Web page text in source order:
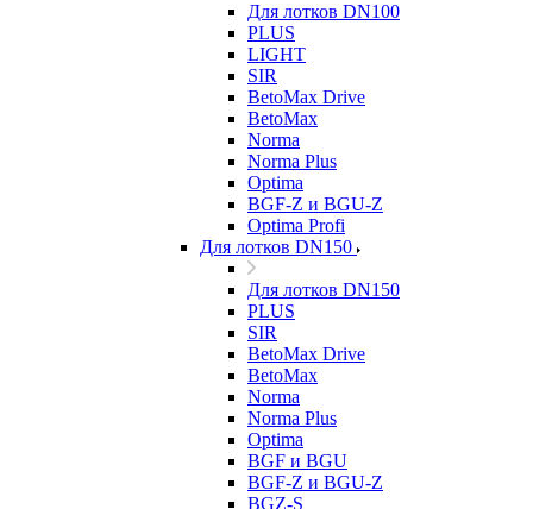
Для лотков DN100
PLUS
LIGHT
SIR
BetoMax Drive
BetoMax
Norma
Norma Plus
Optima
BGF-Z и BGU-Z
Optima Profi
Для лотков DN150
Для лотков DN150
PLUS
SIR
BetoMax Drive
BetoMax
Norma
Norma Plus
Optima
BGF и BGU
BGF-Z и BGU-Z
BGZ-S